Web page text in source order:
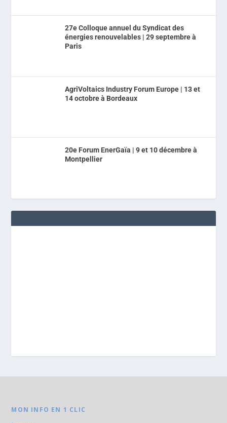
27e Colloque annuel du Syndicat des
énergies renouvelables | 29 septembre à
Paris
AgriVoltaics Industry Forum Europe | 13 et
14 octobre à Bordeaux
20e Forum EnerGaïa | 9 et 10 décembre à
Montpellier
MON INFO EN 1 CLIC